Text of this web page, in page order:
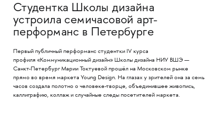
Студентка Школы дизайна
устроила семичасовой арт-
перформанс в Петербурге
Первый публичный перформанс студентки IV курса
профиля «Коммуникационный дизайн» Школы дизайна НИУ ВШЭ —
Санкт-Петербург Марии Токтуевой прошёл на Московском рынке
прямо во время маркета Young Design. На глазах у зрителей она за семь
часов создала полотно о человеке-творце, объединившее живопись,
каллиграфию, коллаж и случайные следы посетителей маркета.